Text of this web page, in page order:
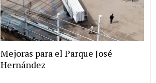
Mejoras para el Parque José
Hernández